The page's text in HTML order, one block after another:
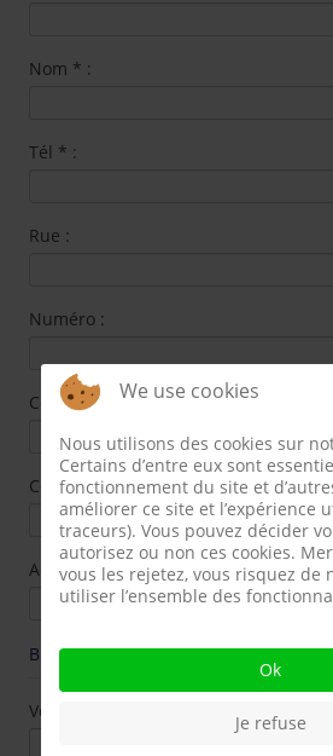
Nom * :
Tél * :
Rue :
Numéro :
Code postal :
Commune :
Adresse e-mail*:
BIEN À ESTIMER
Vous souhaitez
We use cookies
Nous utilisons des cookies sur
Certains d’entre eux sont
fonctionnement du site et
améliorer ce site et l’expérience
traceurs). Vous pouvez décider
autorisez ou non ces cookies.
vous les rejetez, vous risquez de
utiliser l’ensemble des
Ok
Je refuse